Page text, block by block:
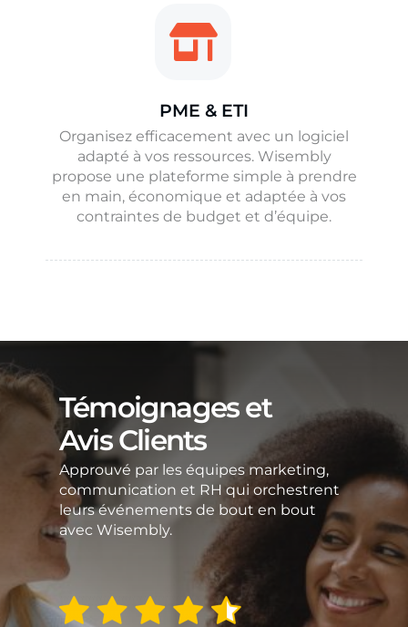
PME & ETI
Organisez efficacement avec un logiciel
adapté à vos ressources. Wisembly
propose une plateforme simple à prendre
en main, économique et adaptée à vos
contraintes de budget et d’équipe.
Témoignages et
Avis Clients
Approuvé par les équipes marketing,
communication et RH qui orchestrent
leurs événements de bout en bout
avec Wisembly.